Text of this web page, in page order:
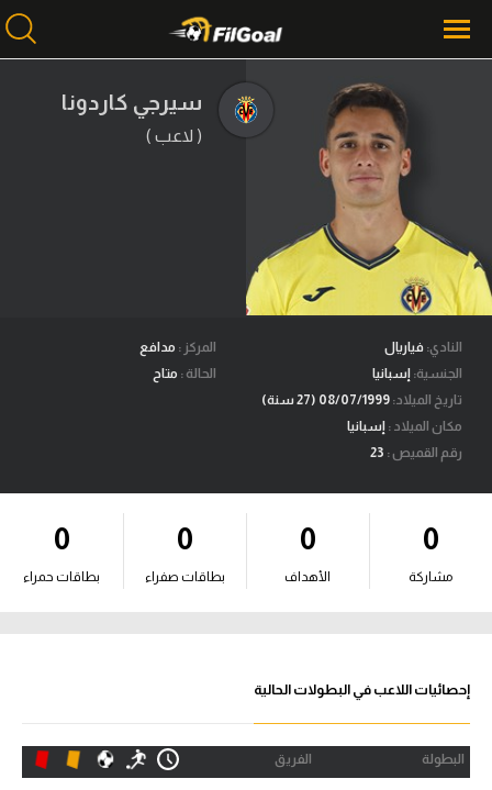
محتوى إخباري
الرئيسية
أخبار
مباريات
ميركاتو
فانتازي في الجول
مسابقة التوقعات
فيديوهات
آراء حرة
ركن الألعاب
الدوري المصري
الدوري الإنجليزي الممتاز
سيرجي كاردونا
( لاعب )
النادي: فياريال
الجنسية: إسبانيا
تاريخ الميلاد:
مكان الميلاد : إسبانيا
رقم القميص :
المركز : مدافع
الحالة : متاح
0
مشاركة
0
الأهداف
0
بطاقات صفراء
0
بطاقات حمراء
إحصائيات اللاعب في البطولات الحالية
البطولة الفريق